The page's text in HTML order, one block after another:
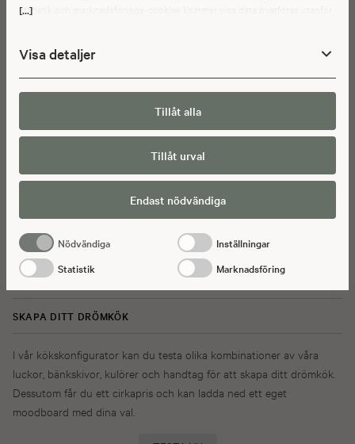
[...]
statistik och marknadsförings-cookies kommer viss data överföras utanför
personuppgifter som ställs inom EU, vilket kan innebära vissa risker för
dina personuppgifter. De berörda bolagen måste lämna över uppgifter till
brottsbekämpande myndigheter i USA om de får en sådan begäran. Det kan
dock vara svårt eller omöjligt för dig att hävda dina rättigheter, t.ex. rätten
till radering, gällande eventuella personuppgifter som de
brottsbekämpande myndigheterna har fått tillgång till. Genom att godkänna
statistik och marknadsförings-cookies nedan bekräftar du att du samtycker
till att data överförs till tredje land.
Visa detaljer
Tillåt alla
Tillåt urval
Endast nödvändiga
Nödvändiga
Inställningar
Statistik
Marknadsföring
SKAPA DITT DRÖMKÖK
I vår kökskonfigurator kan du testa olika kombinationer av våra
luckor, bänkskivor, kulörer och handtag för att skapa ditt drömkök.
Dessutom får du ett cirkapris och kan ladda ned ett eget
moodboard med dina val.